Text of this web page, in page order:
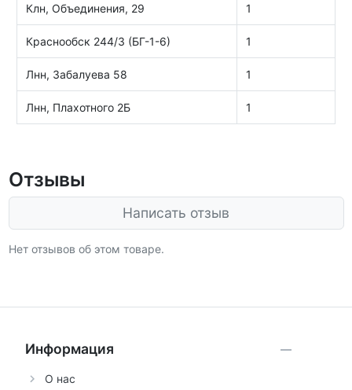
Клн, Объединения, 29 1
Краснообск 244/3 (БГ-1-6) 1
Лнн, Забалуева 58 1
Лнн, Плахотного 2Б 1
Отзывы
Написать отзыв
Нет отзывов об этом товаре.
Информация
О нас